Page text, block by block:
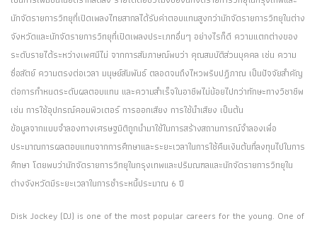
นักจัดรายการวิทยุที่เปิดเพลงไทยสากลได้รับค่าตอบแทนสูงกว่านักจัดรายการวิทยุในต่าง
จังหวัดและนักจัดรายการวิทยุที่เปิดเพลงประเภทอื่นๆ อย่างไรก็ดี ความแตกต่างของ
ระดับรายได้ระหว่างเพศมีไม่ จากการสัมภาษณ์พบว่า คุณสมบัติส่วนบุคคล เช่น ความ
ซื่อสัตย์ ความตรงต่อเวลา มนุษย์สัมพันธ์ ตลอดจนถึงไหวพริบปฏิภาณ เป็นปัจจัยสำคัญ
ต่อการกำหนดระดับผลตอบแทน และความสำเร็จในอาชีพไม่น้อยไปกว่าทักษะทางวิชาชีพ
เช่น การใช้อุปกรณ์คอมพิวเตอร์ การออกเสียง การใช้นำเสียง เป็นต้น
ข้อมูลจากแบบจำลองทางเศรษฐมิติถูกนำมาใช้ในการสร้างสถานการณ์จำลองเพื่อ
ประมาณการผลตอบแทนจากการศึกษาและระยะเวลาในการใช้คืนเงินต้นที่ลงทุนไปในการ
ศึกษา โดยพบว่านักจัดรายการวิทยุในกรุงเทพและปริมณฑลและนักจัดรายการวิทยุใน
ต่างจังหวัดมีระยะเวลาในการชำระหนี้ประมาณ 6 ปี
Disk Jockey (DJ) is one of the most popular careers for the young. One of